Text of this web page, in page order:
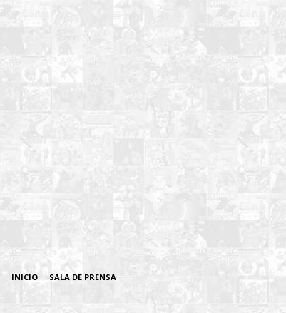
INICIO SALA DE PRENSA